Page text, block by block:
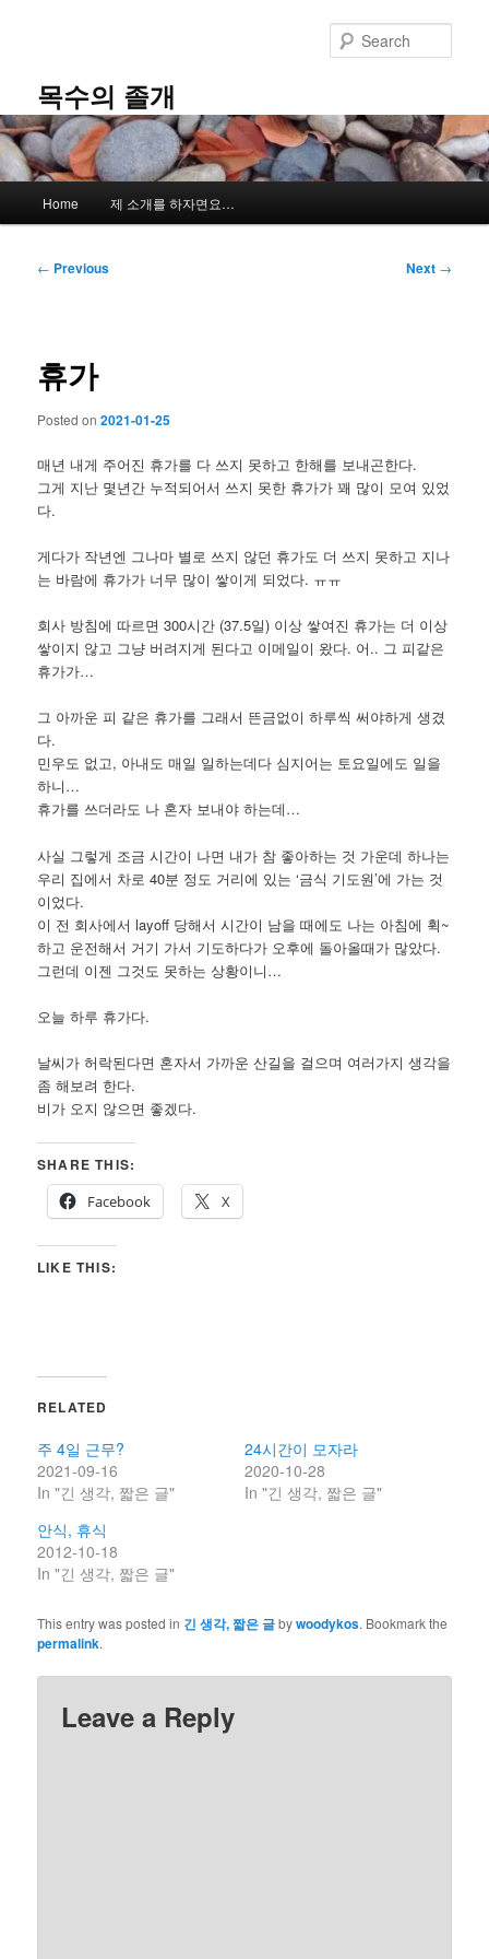
content목수의 졸개
Home 제 소개를 하자면요…
Post
← Previous Next →
휴가
Posted on2021-01-25
매년 내게 주어진 휴가를 다 쓰지 못하고 한해를 보내곤한다.
그게 지난 몇년간 누적되어서 쓰지 못한 휴가가 꽤 많이 모여 있었
다.
게다가 작년엔 그나마 별로 쓰지 않던 휴가도 더 쓰지 못하고 지나
는 바람에 휴가가 너무 많이 쌓이게 되었다. ㅠㅠ
회사 방침에 따르면 300시간 (37.5일) 이상 쌓여진 휴가는 더 이상
쌓이지 않고 그냥 버려지게 된다고 이메일이 왔다. 어.. 그 피같은
휴가가…
그 아까운 피 같은 휴가를 그래서 뜬금없이 하루씩 써야하게 생겼
다.
민우도 없고, 아내도 매일 일하는데다 심지어는 토요일에도 일을
하니…
휴가를 쓰더라도 나 혼자 보내야 하는데…
사실 그렇게 조금 시간이 나면 내가 참 좋아하는 것 가운데 하나는
우리 집에서 차로 40분 정도 거리에 있는 ‘금식 기도원’에 가는 것
이었다.
이 전 회사에서 layoff 당해서 시간이 남을 때에도 나는 아침에 휙~
하고 운전해서 거기 가서 기도하다가 오후에 돌아올때가 많았다.
그런데 이젠 그것도 못하는 상황이니…
오늘 하루 휴가다.
날씨가 허락된다면 혼자서 가까운 산길을 걸으며 여러가지 생각을
좀 해보려 한다.
비가 오지 않으면 좋겠다.
SHARE THIS:
Facebook
X
LIKE THIS:
RELATED
주 4일 근무?
2021-09-16
In "긴 생각, 짧은 글"
24시간이 모자라
2020-10-28
In "긴 생각, 짧은 글"
안식, 휴식
2012-10-18
In "긴 생각, 짧은 글"
This entry was posted in 긴 생각, 짧은 글bywoodykos. Bookmark the
permalink.
Leave a Reply